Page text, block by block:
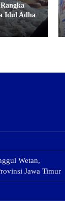
Idul Adha
Wetan,
Jawa Timur